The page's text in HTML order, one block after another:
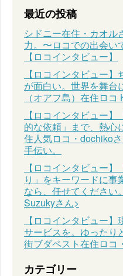
最近の投稿
シドニー在住・カオル
力。〜ロコでの出会い
【ロコインタビュー】
【ロコインタビュー
が面白い。世界を舞台
（オアフ島）在住ロ
【ロコインタビュー
的な依頼」まで、熱心
住人気ロコ・dochiko
手伝い。
【ロコインタビュー
り」をキーワードに事
なら、任せてください
Suzukyさん>
【ロコインタビュー
サービスを。ゆったり
街ブダペスト在住ロコ
カテゴリー